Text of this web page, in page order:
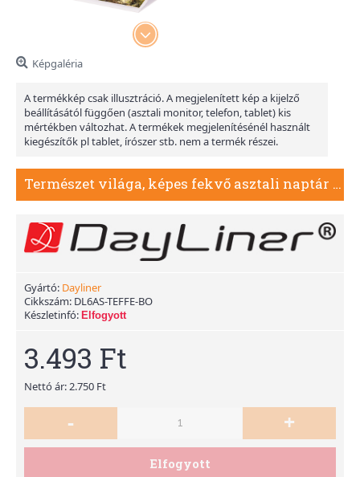
Képgaléria
A termékkép csak illusztráció. A megjelenített kép a kijelző
beállításától függően (asztali monitor, telefon, tablet) kis
mértékben változhat. A termékek megjelenítésénél használt
kiegészítők pl tablet, írószer stb. nem a termék részei.
Természet világa, képes fekvő asztali naptár DL, Bordó
Gyártó: Dayliner
Cikkszám: DL6AS-TEFFE-BO
Készletinfó: Elfogyott
3.493 Ft
Nettó ár: 2.750 Ft
- +
Elfogyott